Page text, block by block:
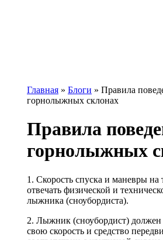
Вы здесь
Главная » Блоги » Правила
горнолыжных склонах
Правила
горнолыжных
1. Скорость спуска и маневры на
отвечать физической и
лыжника (сноубордиста).
2. Лыжник (сноубордист) должен
свою скорость и средство